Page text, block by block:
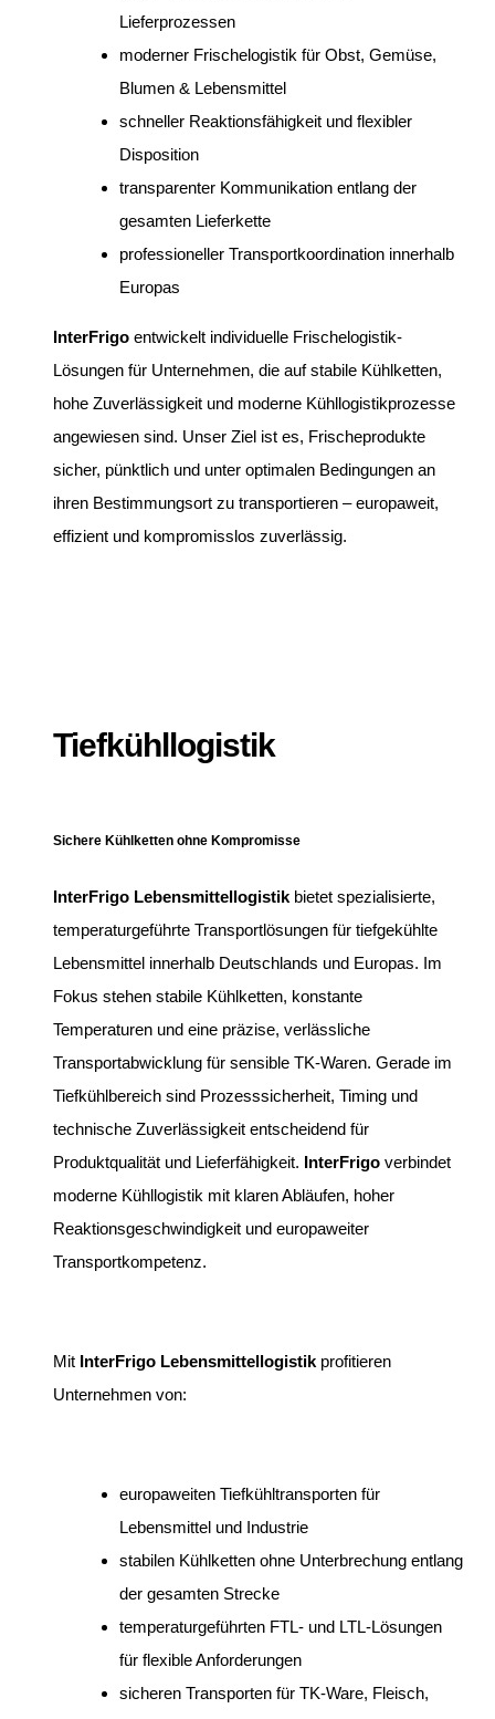
Lieferprozessen
moderner Frischelogistik für Obst, Gemüse,
Blumen & Lebensmittel
schneller Reaktionsfähigkeit und flexibler
Disposition
transparenter Kommunikation entlang der
gesamten Lieferkette
professioneller Transportkoordination innerhalb
Europas
InterFrigo entwickelt individuelle Frischelogistik-
Lösungen für Unternehmen, die auf stabile Kühlketten,
hohe Zuverlässigkeit und moderne Kühllogistikprozesse
angewiesen sind. Unser Ziel ist es, Frischeprodukte
sicher, pünktlich und unter optimalen Bedingungen an
ihren Bestimmungsort zu transportieren – europaweit,
effizient und kompromisslos zuverlässig.
Tiefkühllogistik
Sichere Kühlketten ohne Kompromisse
InterFrigo Lebensmittellogistik bietet spezialisierte,
temperaturgeführte Transportlösungen für tiefgekühlte
Lebensmittel innerhalb Deutschlands und Europas. Im
Fokus stehen stabile Kühlketten, konstante
Temperaturen und eine präzise, verlässliche
Transportabwicklung für sensible TK-Waren. Gerade im
Tiefkühlbereich sind Prozesssicherheit, Timing und
technische Zuverlässigkeit entscheidend für
Produktqualität und Lieferfähigkeit. InterFrigo verbindet
moderne Kühllogistik mit klaren Abläufen, hoher
Reaktionsgeschwindigkeit und europaweiter
Transportkompetenz.
Mit InterFrigo Lebensmittellogistik profitieren
Unternehmen von:
europaweiten Tiefkühltransporten für
Lebensmittel und Industrie
stabilen Kühlketten ohne Unterbrechung entlang
der gesamten Strecke
temperaturgeführten FTL- und LTL-Lösungen
für flexible Anforderungen
sicheren Transporten für TK-Ware, Fleisch,